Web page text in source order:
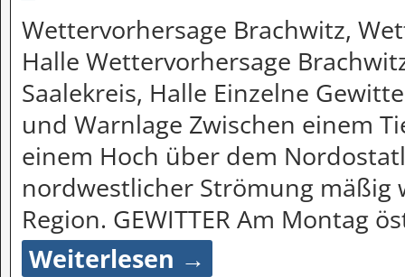
Wettervorhersage Brachwitz,
Halle Wettervorhersage
Saalekreis, Halle Einzelne
und Warnlage Zwischen einem
einem Hoch über dem
nordwestlicher Strömung mäßig
Region. GEWITTER Am Montag
Weiterlesen →